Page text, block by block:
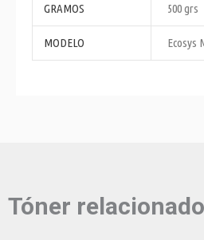
GRAMOS 500 grs
MODELO Ecosys
Tóner